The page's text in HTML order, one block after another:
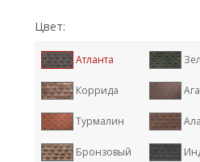
Цвет:
Атланта
Коррида
Турмалин
Бронзовый